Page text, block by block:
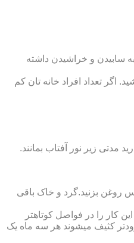
سابیدن و خراشیدن داشته
اگر تعداد افراد خانه ‏تان کم
مدتی زیر نور آفتاب بمانند.
روغن بزنید.گرد و خاک باقی
کار را در فواصل کوتاه‏تر
کثیف می‏شوند هر سه ماه یک